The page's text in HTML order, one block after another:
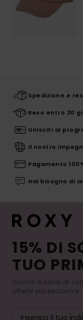
Spedizione e
Reso entro 30
Unisciti al
Il nostro
Pagamento
Hai bisogno di
15% DI
TUO
Iscriviti e sarai al
offerte più esclusive.